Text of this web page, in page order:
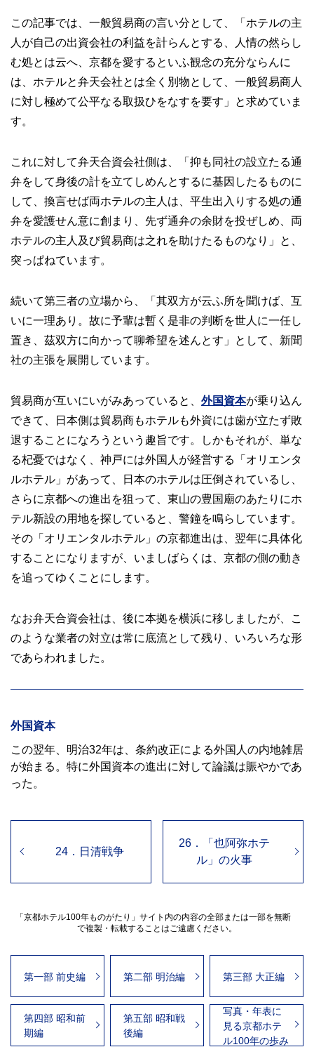
この記事では、一般貿易商の言い分として、「ホテルの主
人が自己の出資会社の利益を計らんとする、人情の然らし
む処とは云へ、京都を愛するといふ観念の充分ならんに
は、ホテルと弁天会社とは全く別物として、一般貿易商人
に対し極めて公平なる取扱ひをなすを要す」と求めていま
す。
これに対して弁天合資会社側は、「抑も同社の設立たる通
弁をして身後の計を立てしめんとするに基因したるものに
して、換言せば両ホテルの主人は、平生出入りする処の通
弁を愛護せん意に創まり、先ず通弁の余財を投ぜしめ、両
ホテルの主人及び貿易商は之れを助けたるものなり」と、
突っぱねています。
続いて第三者の立場から、「其双方が云ふ所を聞けば、互
いに一理あり。故に予輩は暫く是非の判断を世人に一任し
置き、茲双方に向かって聊希望を述んとす」として、新聞
社の主張を展開しています。
貿易商が互いにいがみあっていると、 外国資本が乗り込ん
できて、日本側は貿易商もホテルも外資には歯が立たず敗
退することになろうという趣旨です。しかもそれが、単な
る杞憂ではなく、神戸には外国人が経営する「オリエンタ
ルホテル」があって、日本のホテルは圧倒されているし、
さらに京都への進出を狙って、東山の豊国廟のあたりにホ
テル新設の用地を探していると、警鐘を鳴らしています。
その「オリエンタルホテル」の京都進出は、翌年に具体化
することになりますが、いましばらくは、京都の側の動き
を追ってゆくことにします。
なお弁天合資会社は、後に本拠を横浜に移しましたが、こ
のような業者の対立は常に底流として残り、いろいろな形
であらわれました。
外国資本
この翌年、明治32年は、条約改正による外国人の内地雑居
が始まる。特に外国資本の進出に対して論議は賑やかであ
った。
26．「也阿弥ホテ
ル」の火事
24．日清戦争
「京都ホテル100年ものがたり」サイト内の内容の全部または一部を無断
で複製・転載することはご遠慮ください。
第一部 前史編 第二部 明治編 第三部 大正編
第四部 昭和前
期編
第五部 昭和戦
後編
写真・年表に
見る京都ホテ
ル100年の歩み